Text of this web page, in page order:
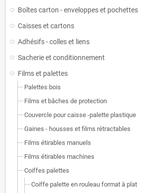
Boîtes carton - enveloppes et pochettes
Caisses et cartons
Adhésifs - colles et liens
Sacherie et conditionnement
Films et palettes
Palettes bois
Films et bâches de protection
Couvercle pour caisse -palette plastique
Gaines - housses et films rétractables
Films étirables manuels
Films étirables machines
Coiffes palettes
Coiffe palette en rouleau format à plat